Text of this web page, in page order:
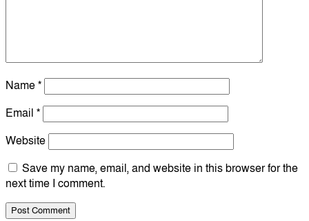
Name*
Email *
Website
Save my name, email, and website in this browser for the
next time I comment.